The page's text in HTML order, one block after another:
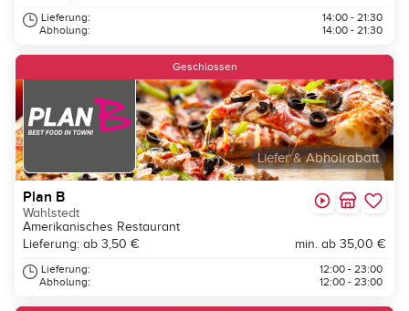
Lieferung:
Abholung:
14:00 - 21:30
14:00 - 21:30
Liefer & Abholrabatt
Geschlossen
Plan B
Wahlstedt
Amerikanisches Restaurant
Lieferung: ab 3,50 €
min. ab 35,00 €
Lieferung:
Abholung:
12:00 - 23:00
12:00 - 23:00